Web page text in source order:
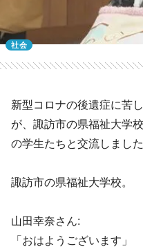
社会
新型コロナの後遺症に苦
が、諏訪市の県福祉大学
の学生たちと交流しました
諏訪市の県福祉大学校。
山田幸奈さん:
「おはようございます」